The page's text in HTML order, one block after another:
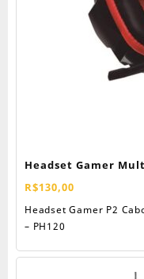
Headset Gamer
R$130,00
Headset Gamer P2
– PH120